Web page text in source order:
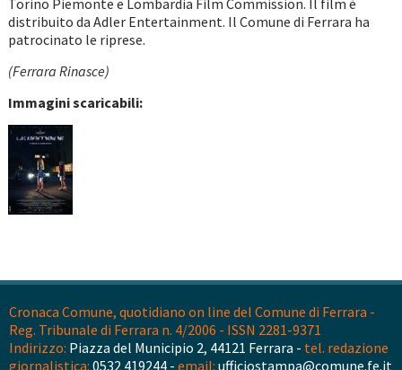
Torino Piemonte e Lombardia Film Commission. Il film è
distribuito da Adler Entertainment. Il Comune di Ferrara ha
patrocinato le riprese.
(Ferrara Rinasce)
Immagini scaricabili:
Cronaca Comune, quotidiano on line del Comune di Ferrara -
Reg. Tribunale di Ferrara n. 4/2006 - ISSN 2281-9371
Indirizzo: Piazza del Municipio 2, 44121 Ferrara - tel. redazione
giornalistica: 0532 419244 - email: ufficiostampa@comune.fe.it